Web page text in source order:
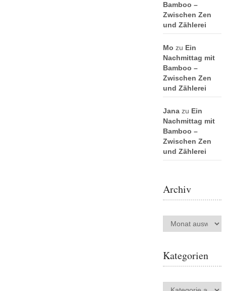
Bamboo –
Zwischen Zen
und Zählerei
Mo zu Ein
Nachmittag mit
Bamboo –
Zwischen Zen
und Zählerei
Janazu Ein
Nachmittag mit
Bamboo –
Zwischen Zen
und Zählerei
Archiv
Archiv
Kategorien
Kategorien